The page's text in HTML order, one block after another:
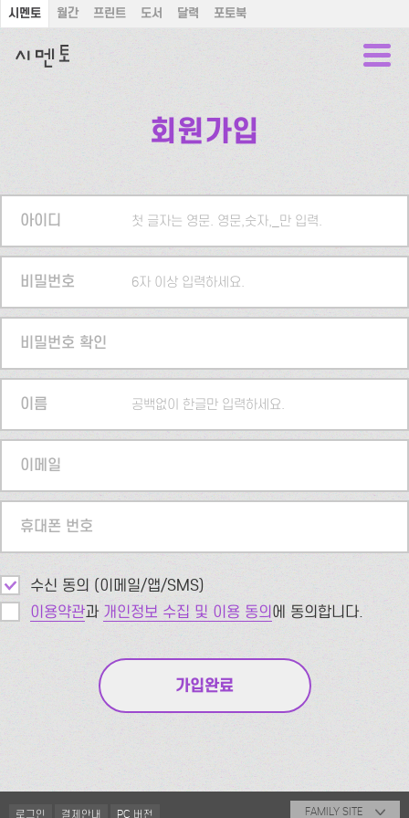
시멘토 월간 프린트 도서 달력 포토북
회원가입
아이디 첫 글자는 영문. 영문,숫자,_만 입력.
비밀번호 6자 이상 입력하세요.
비밀번호 확인
이름 공백없이 한글만 입력하세요.
이메일
휴대폰 번호
수신 동의 (이메일/앱/SMS)
이용약관과 개인정보 수집 및 이용 동의에 동의합니다.
로그인 결제안내 PC 버전 FAMILY SITE